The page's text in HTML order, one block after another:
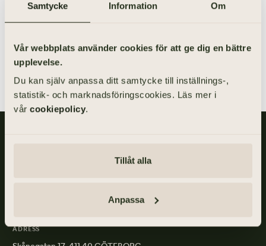
Samtycke Information Om
Vår webbplats använder cookies för att ge dig en bättre
upplevelse.
Du kan själv anpassa ditt samtycke till inställnings-,
statistik- och marknadsföringscookies. Läs mer i
vår cookiepolicy.
Tillåt alla
Anpassa
SÖK BEGRAVNING
med personliga begravningar och familjejuridik.
ADRESS